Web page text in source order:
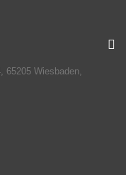
Wiesbaden,